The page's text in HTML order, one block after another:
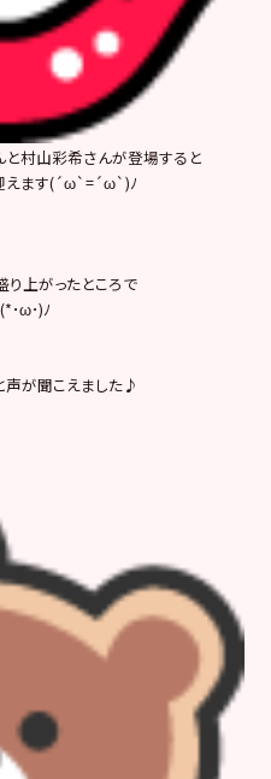
と村山彩希さんが登場すると
えます(´ω`=´ω`)ﾉ
上がったところで
･ω･)ﾉ
声が聞こえました♪